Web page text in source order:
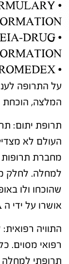
DRUG
• DRUDDEX MICROMEDEX
על התרופה
המלצה, הוכחת
תרופת יתום:
העולם לא
מחברת תרופות
למחלה. לחלק
שהוכחו ולו
אושרו על ידי ה FDA או גופים אחרים.
התוויה רפואית:
רפואי מסוים.
תרופתי למחלה